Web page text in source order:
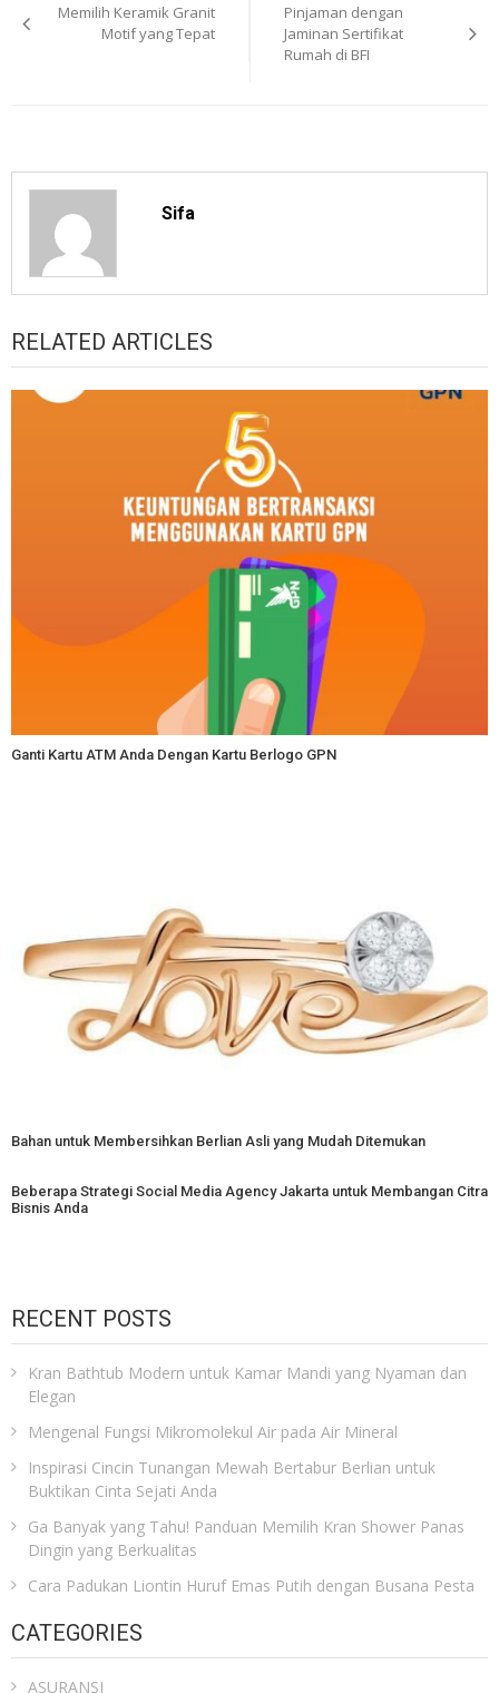
navigation
Memilih Keramik Granit
Motif yang Tepat
Pinjaman dengan
Jaminan Sertifikat
Rumah di BFI
Sifa
RELATED ARTICLES
Ganti Kartu ATM Anda Dengan Kartu Berlogo GPN
Bahan untuk Membersihkan Berlian Asli yang Mudah Ditemukan
Beberapa Strategi Social Media Agency Jakarta untuk Membangan Citra
Bisnis Anda
RECENT POSTS
Kran Bathtub Modern untuk Kamar Mandi yang Nyaman dan
Elegan
Mengenal Fungsi Mikromolekul Air pada Air Mineral
Inspirasi Cincin Tunangan Mewah Bertabur Berlian untuk
Buktikan Cinta Sejati Anda
Ga Banyak yang Tahu! Panduan Memilih Kran Shower Panas
Dingin yang Berkualitas
Cara Padukan Liontin Huruf Emas Putih dengan Busana Pesta
CATEGORIES
ASURANSI